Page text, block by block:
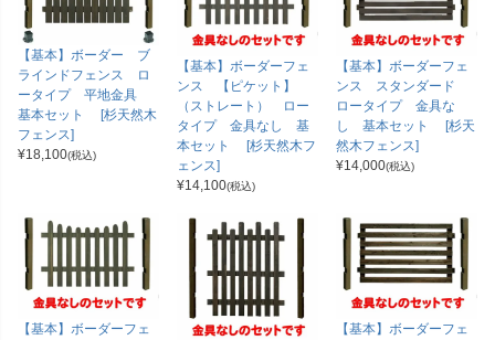
【基本】ボーダー ブ
ラインドフェンス ロ
ータイプ 平地金具
基本セット [杉天然木
フェンス]
¥18,100(税込)
【基本】ボーダーフェ
ンス 【ピケット】
（ストレート） ロー
タイプ 金具なし 基
本セット [杉天然木フ
ェンス]
¥14,100(税込)
【基本】ボーダーフェ
ンス スタンダード
ロータイプ 金具な
し 基本セット [杉天
然木フェンス]
¥14,000(税込)
【基本】ボーダーフェ
【基本】ボーダーフェ